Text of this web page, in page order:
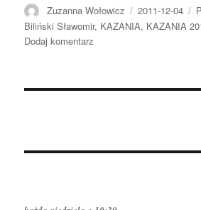
Autor
Zuzanna Wołowicz
Data
publikacji
2011-12-04
Biliński Sławomir, KAZANIA, KAZANIA
Dodaj komentarz
Sławomir
na